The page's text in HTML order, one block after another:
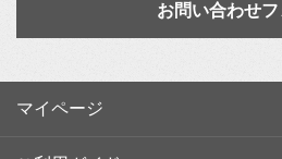
お問い合わせ
マイページ